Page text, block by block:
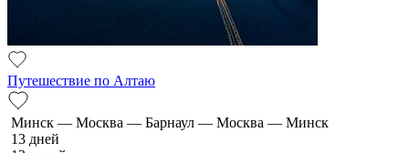
Путешествие по Алтаю
Минск — Москва — Барнаул — Москва — Минск
13 дней